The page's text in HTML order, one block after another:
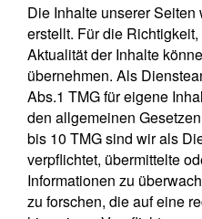
Die Inhalte unserer
erstellt. Für die
Aktualität der Inhalte
übernehmen. Als
Abs.1 TMG für eigene
den allgemeinen
bis 10 TMG sind wir als
verpflichtet, übermittelte
Informationen zu
zu forschen, die auf eine